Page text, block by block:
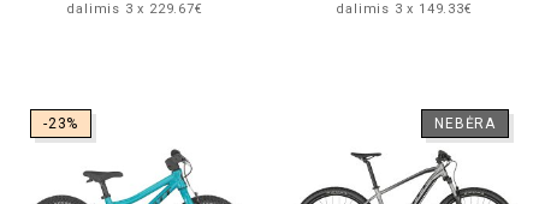
dalimis 3 x 229.67€
dalimis 3 x 149.33€
-23% NEBĖRA